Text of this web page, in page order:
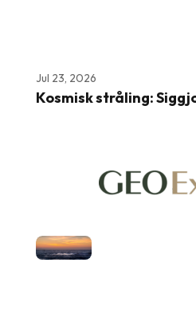
Jul 23, 2026
Kosmisk stråling: